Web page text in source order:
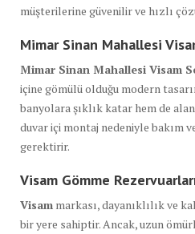
müşterilerine güvenilir ve hızlı
Mimar Sinan Mahallesi
Mimar Sinan Mahallesi Visam
içine gömülü olduğu modern
banyolara şıklık katar hem de
duvar içi montaj nedeniyle bakım
gerektirir.
Visam Gömme
Visam markası, dayanıklılık ve
bir yere sahiptir. Ancak, uzun